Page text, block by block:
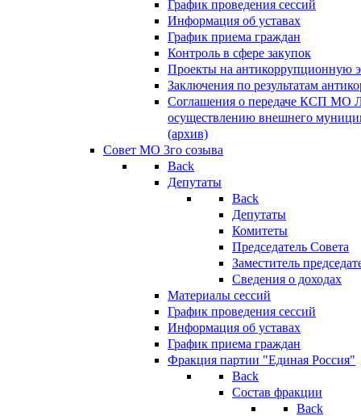
График проведения сессий
Информация об уставах
График приема граждан
Контроль в сфере закупок
Проекты на антикоррупционную
Заключения по результатам
Соглашения о передаче КСП МО
осуществлению внешнего
(архив)
Совет МО 3го созыва
Back
Депутаты
Back
Депутаты
Комитеты
Председатель Совета
Заместитель
Сведения о доходах
Материалы сессий
График проведения сессий
Информация об уставах
График приема граждан
Фракция партии "Единая Россия"
Back
Состав фракции
Back